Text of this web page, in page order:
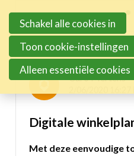
to
main
content
Inspiring projects menu
Digital Champs Cases
Caro Mertens
Digitale
Met deze eenvoudige
Lid
Schakel alle cookies in
Toon cookie-instellingen
Alleen essentiële cookies